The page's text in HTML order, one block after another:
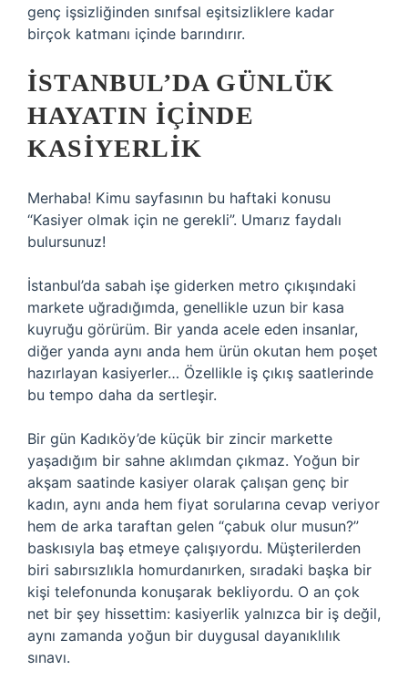
genç işsizliğinden sınıfsal eşitsizliklere kadar
birçok katmanı içinde barındırır.
İSTANBUL’DA GÜNLÜK
HAYATIN İÇINDE
KASIYERLIK
Merhaba! Kimu sayfasının bu haftaki konusu
“Kasiyer olmak için ne gerekli”. Umarız faydalı
bulursunuz!
İstanbul’da sabah işe giderken metro çıkışındaki
markete uğradığımda, genellikle uzun bir kasa
kuyruğu görürüm. Bir yanda acele eden insanlar,
diğer yanda aynı anda hem ürün okutan hem poşet
hazırlayan kasiyerler… Özellikle iş çıkış saatlerinde
bu tempo daha da sertleşir.
Bir gün Kadıköy’de küçük bir zincir markette
yaşadığım bir sahne aklımdan çıkmaz. Yoğun bir
akşam saatinde kasiyer olarak çalışan genç bir
kadın, aynı anda hem fiyat sorularına cevap veriyor
hem de arka taraftan gelen “çabuk olur musun?”
baskısıyla baş etmeye çalışıyordu. Müşterilerden
biri sabırsızlıkla homurdanırken, sıradaki başka bir
kişi telefonunda konuşarak bekliyordu. O an çok
net bir şey hissettim: kasiyerlik yalnızca bir iş değil,
aynı zamanda yoğun bir duygusal dayanıklılık
sınavı.